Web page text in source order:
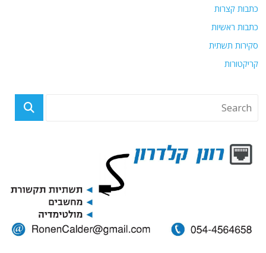
כתבות קצרות
כתבות ראשיות
סקירות תשתית
קריקטורות